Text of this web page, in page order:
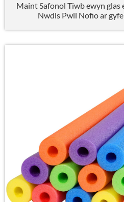
Maint Safonol Tiwb ewyn glas
Nwdls Pwll Nofio ar